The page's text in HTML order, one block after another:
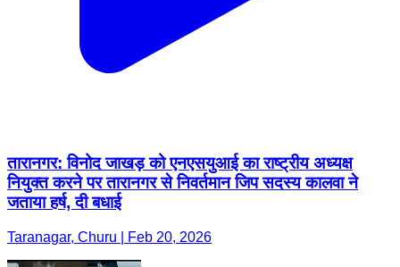
तारानगर: विनोद जाखड़ को एनएसयुआई का राष्ट्रीय अध्यक्ष
नियुक्त करने पर तारानगर से निवर्तमान जिप सदस्य कालवा ने
जताया हर्ष, दी बधाई
Taranagar, Churu | Feb 20, 2026